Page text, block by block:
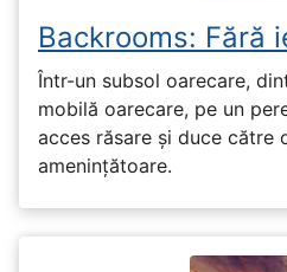
Backrooms: Fără
Într-un subsol oarecare,
mobilă oarecare, pe un
acces răsare și duce către
amenințătoare.